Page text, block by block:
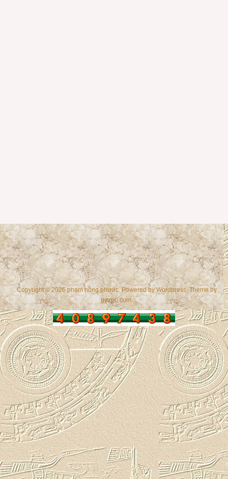
Copyright © 2026 phạm hồng phước. Powered byWordpress, Theme by
gazpo.com.